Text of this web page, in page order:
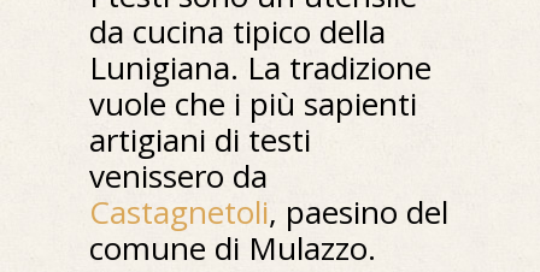
da cucina tipico della
Lunigiana. La tradizione
vuole che i più sapienti
artigiani di testi
venissero da
Castagnetoli, paesino del
comune di Mulazzo.